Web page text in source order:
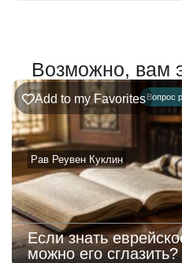
Возможно, вам
Вопрос
Рав Реувен Куклин
Add to my Favorites
Если знать
можно его сглазить?